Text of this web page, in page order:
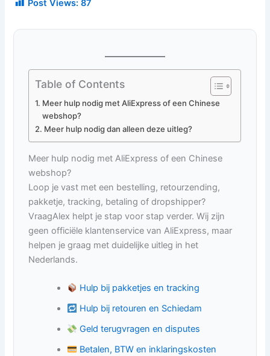
Post Views: 87
Table of Contents
Meer hulp nodig met AliExpress of een Chinese
webshop?
Meer hulp nodig dan alleen deze uitleg?
Meer hulp nodig met AliExpress of een Chinese
webshop?
Loop je vast met een bestelling, retourzending,
pakketje, tracking, betaling of dropshipper?
VraagAlex helpt je stap voor stap verder. Wij zijn
geen officiële klantenservice van AliExpress, maar
helpen je graag met duidelijke uitleg in het
Nederlands.
Hulp bij pakketjes en tracking
Hulp bij retouren en Schiedam
Geld terugvragen en disputes
Betalen, BTW en inklaringskosten